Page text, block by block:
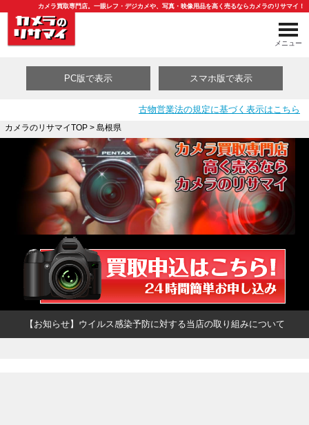
カメラ買取専門店。一眼レフ・デジカメや、写真・映像用品を高く売るならカメラのリサマイ！
メニュー
PC版で表示 スマホ版で表示
古物営業法の規定に基づく表示はこちら
カメラのリサマイTOP> 島根県
【お知らせ】ウイルス感染予防に対する当店の取り組みについて